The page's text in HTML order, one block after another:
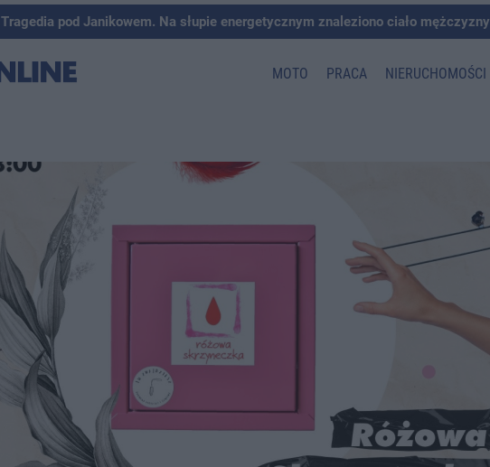
Tragedia pod Janikowem. Na słupie energetycznym znaleziono ciało mężczyzny
MOTO PRACA NIERUCHOMOŚCI